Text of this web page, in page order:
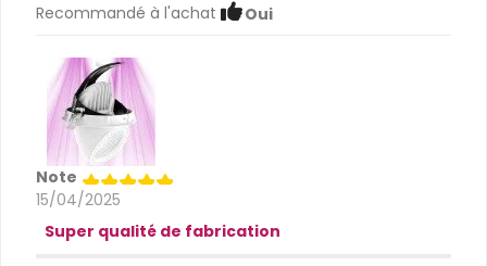
Recommandé à l'achat Oui
Note
15/04/2025
Super qualité de fabrication